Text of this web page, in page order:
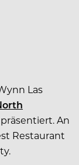
Las
An
Restaurant